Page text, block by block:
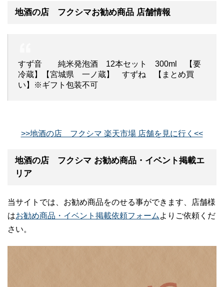
地酒の店 フクシマお勧め商品 店舗情報
すず音 純米発泡酒 12本セット 300ml 【要
冷蔵】【宮城県 一ノ蔵】 すずね 【まとめ買
い】※ギフト包装不可
>>地酒の店 フクシマ 楽天市場 店舗を見に行く<<
地酒の店 フクシマ お勧め商品・イベント掲載エ
リア
当サイトでは、お勧め商品をのせる事ができます、店舗様
はお勧め商品・イベント掲載依頼フォーム よりご依頼くだ
さい。